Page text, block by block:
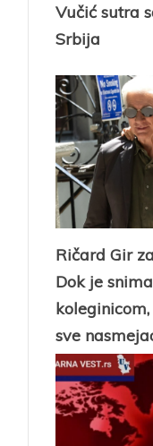
Vučić sutra
Srbija
Ričard Gir
Dok je
sve